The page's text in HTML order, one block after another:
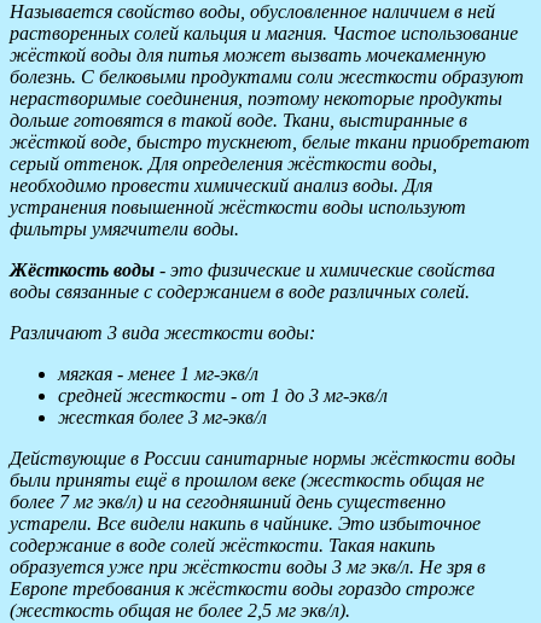
Называется свойство воды, обусловленное наличием в ней
растворенных солей кальция и магния. Частое использование
жёсткой воды для питья может вызвать мочекаменную
болезнь. С белковыми продуктами соли жесткости образуют
нерастворимые соединения, поэтому некоторые продукты
дольше готовятся в такой воде. Ткани, выстиранные в
жёсткой воде, быстро тускнеют, белые ткани приобретают
серый оттенок. Для определения жёсткости воды,
необходимо провести химический анализ воды. Для
устранения повышенной жёсткости воды используют
фильтры умягчители воды.
Жёсткость воды - это физические и химические свойства
воды связанные с содержанием в воде различных солей.
Различают 3 вида жесткости воды:
мягкая - менее 1 мг-экв/л
средней жесткости - от 1 до 3 мг-экв/л
жесткая более 3 мг-экв/л
Действующие в России санитарные нормы жёсткости воды
были приняты ещё в прошлом веке (жесткость общая не
более 7 мг экв/л) и на сегодняшний день существенно
устарели. Все видели накипь в чайнике. Это избыточное
содержание в воде солей жёсткости. Такая накипь
образуется уже при жёсткости воды 3 мг экв/л. Не зря в
Европе требования к жёсткости воды гораздо строже
(жесткость общая не более 2,5 мг экв/л).